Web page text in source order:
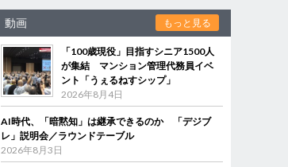
動画 もっと見る
「100歳現役」目指すシニア1500人
が集結 マンション管理代務員イベ
ント「うぇるねすシップ」
2026年8月4日
AI時代、「暗黙知」は継承できるのか 「デジブ
レ」説明会／ラウンドテーブル
2026年8月3日